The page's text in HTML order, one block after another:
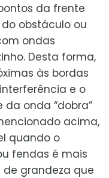
da frente
obstáculo ou
ondas
Desta forma,
às bordas
e o
onda “dobra”
acima,
quando o
fendas é mais
grandeza que